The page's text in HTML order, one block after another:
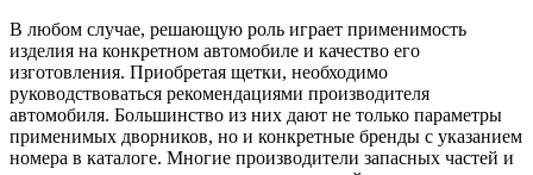
В любом случае, решающую роль играет применимость
изделия на конкретном автомобиле и качество его
изготовления. Приобретая щетки, необходимо
руководствоваться рекомендациями производителя
автомобиля. Большинство из них дают не только параметры
применимых дворников, но и конкретные бренды с указанием
номера в каталоге. Многие производители запасных частей и